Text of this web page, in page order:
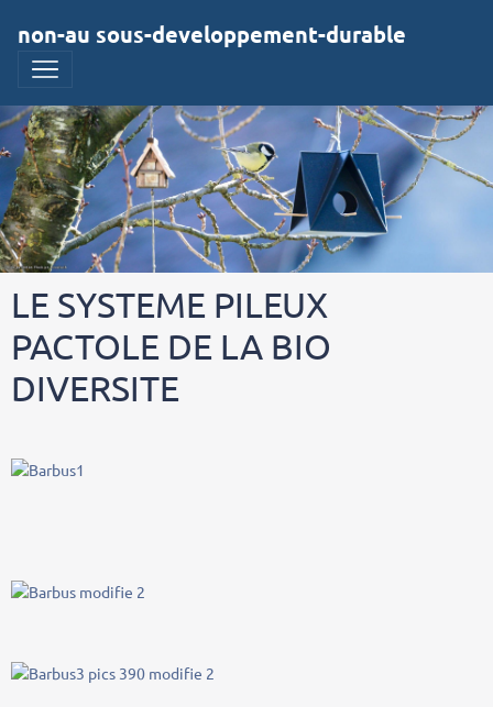
non-au sous-developpement-durable
LE SYSTEME PILEUX
PACTOLE DE LA BIO
DIVERSITE